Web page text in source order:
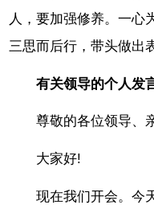
人，要加强修养。一心
三思而后行，带头做出
有关领导的个人发
尊敬的各位领导、
大家好!
现在我们开会。今